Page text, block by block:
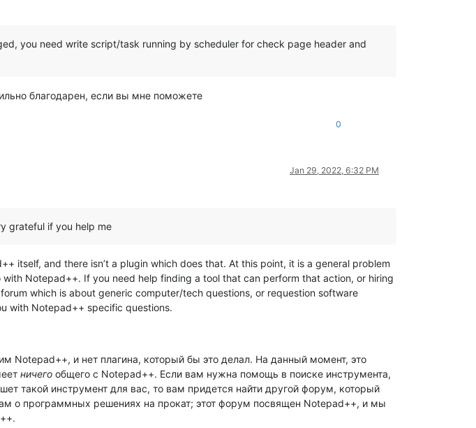
you need write script/task running by scheduler for check page header and
благодарен, если вы мне поможете
0
Jan 29, 2022, 6:32 PM
grateful if you help me
itself, and there isn’t a plugin which does that. At this point, it is a general problem
with Notepad++. If you need help finding a tool that can perform that action, or hiring
which is about generic computer/tech questions, or requestion software
with Notepad++ specific questions.
и нет плагина, который бы это делал. На данный момент, это
ничего общего с Notepad++. Если вам нужна помощь в поиске инструмента,
такой инструмент для вас, то вам придется найти другой форум, который
о программных решениях на прокат; этот форум посвящен Notepad++, и мы